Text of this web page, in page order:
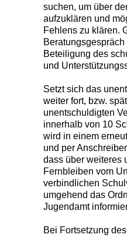
suchen, um über
aufzuklären und
Fehlens zu klären.
Beteiligung des
und
Setzt sich das
weiter fort, bzw.
unentschuldigten
innerhalb von 10
wird in einem
und per
dass über weiteres
Fernbleiben vom
verbindlichen
umgehend das
Jugendamt
Bei Fortsetzung